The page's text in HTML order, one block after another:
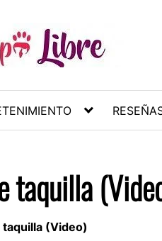
taquilla
(Video)